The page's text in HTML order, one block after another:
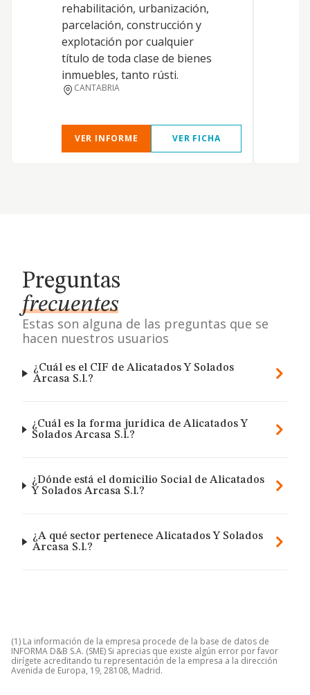
rehabilitación, urbanización,
parcelación, construcción y
explotación por cualquier
título de toda clase de bienes
inmuebles, tanto rústi.
CANTABRIA
VER INFORME VER FICHA
Preguntas
frecuentes
Estas son alguna de las preguntas que se
hacen nuestros usuarios
¿Cuál es el CIF de Alicatados Y Solados
Arcasa S.l.?
¿Cuál es la forma jurídica de Alicatados Y
Solados Arcasa S.l.?
¿Dónde está el domicilio Social de Alicatados
Y Solados Arcasa S.l.?
¿A qué sector pertenece Alicatados Y Solados
Arcasa S.l.?
(1) La información de la empresa procede de la base de datos de
INFORMA D&B S.A. (SME) Si aprecias que existe algún error por favor
dirígete acreditando tu representación de la empresa a la dirección
Avenida de Europa, 19, 28108, Madrid.